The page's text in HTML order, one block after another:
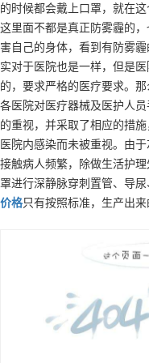
的时候都会戴上口罩，就在
这里面不都是真正防雾霾的
害自己的身体，看到有防雾霾
实对于医院也是一样，但是
的，要求严格的医疗要求。
各医院对医疗器械及医护人
的重视，并采取了相应的措
医院内感染而未被重视。由
接触病人频繁，除做生活护
罩进行深静脉穿刺置管、导尿
价格只有按照标准，生产出来